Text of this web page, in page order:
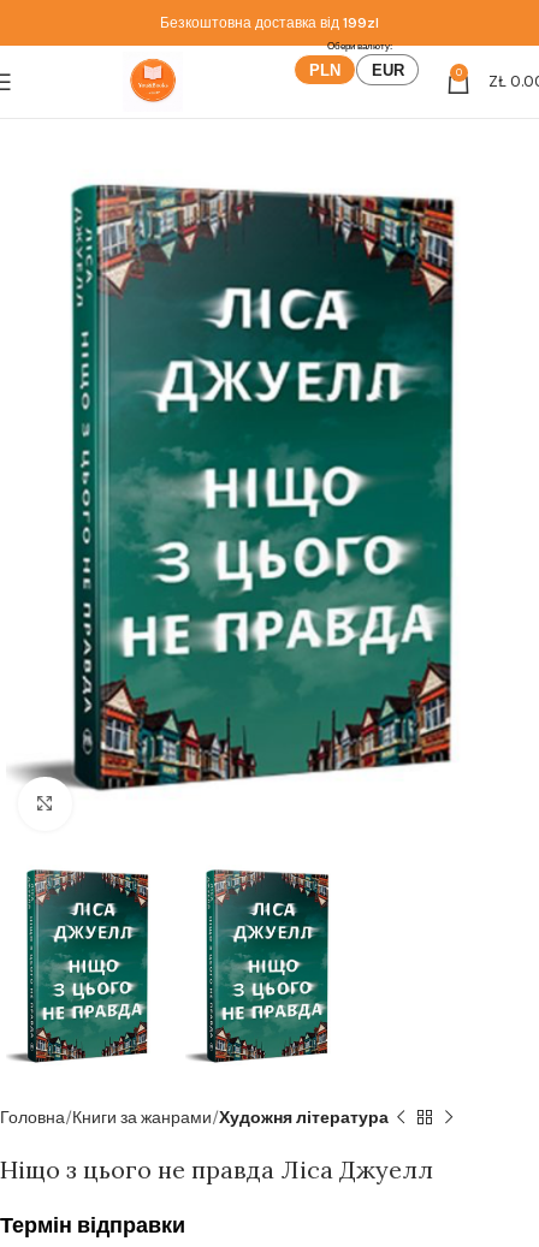
Безкоштовна доставка від 199zl
PLN EUR 0 ZŁ
Головна Книги за жанрами Художня література
Ніщо з цього не правда Ліса Джуелл
Термін відправки